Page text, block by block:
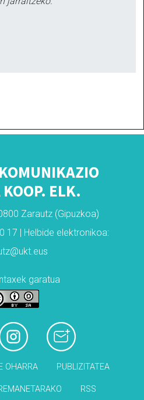
ELK.
Zarautz (Gipuzkoa)
17 | Helbide elektronikoa:
garatua
OHARRA PUBLIZITATEA
RSS